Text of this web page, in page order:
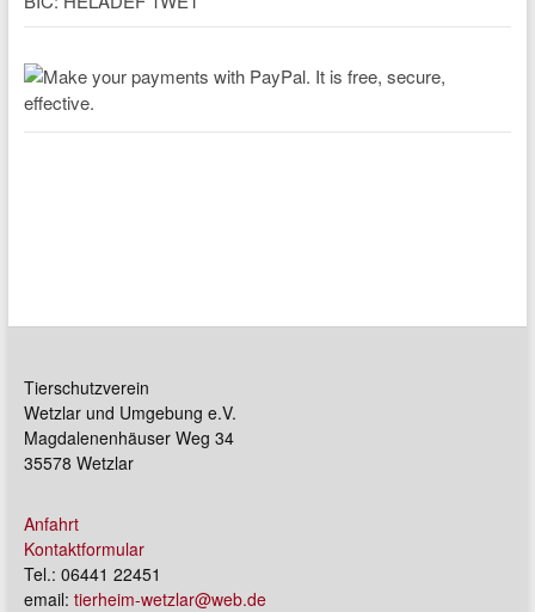
Tierschutzverein
Wetzlar und Umgebung e.V.
Magdalenenhäuser Weg 34
35578 Wetzlar
Anfahrt
Kontaktformular
Tel.: 06441 22451
email: tierheim-wetzlar@web.de